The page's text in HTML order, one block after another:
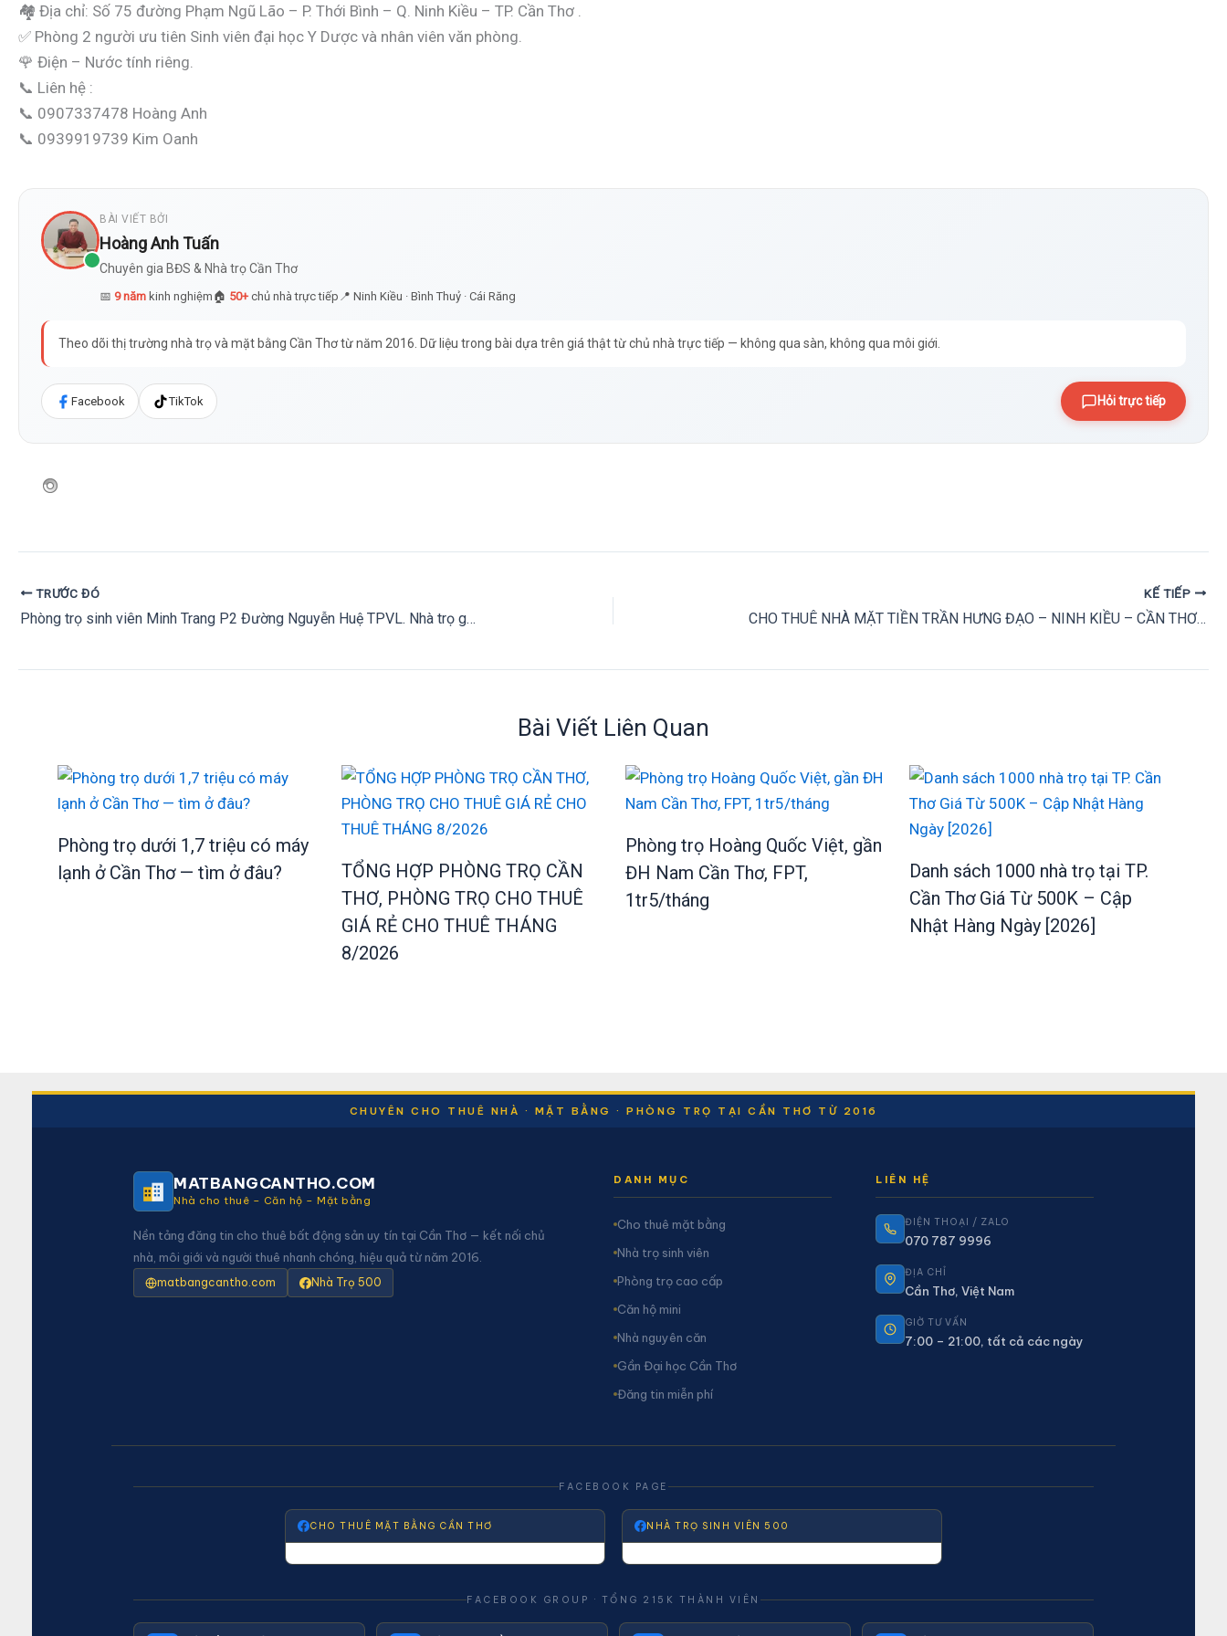
🏘 Địa chỉ: Số 75 đường Phạm Ngũ Lão – P. Thới Bình – Q. Ninh Kiều – TP. Cần Thơ .
✅ Phòng 2 người ưu tiên Sinh viên đại học Y Dược và nhân viên văn phòng.
🌹 Điện – Nước tính riêng.
📞 Liên hệ :
📞 0907337478 Hoàng Anh
📞 0939919739 Kim Oanh
BÀI VIẾT BỞI
Hoàng Anh Tuấn
Chuyên gia BĐS & Nhà trọ Cần Thơ
📅 9 năm kinh nghiệm 🏠 50+ chủ nhà trực tiếp 📍 Ninh Kiều · Bình Thuỷ · Cái Răng
Theo dõi thị trường nhà trọ và mặt bằng Cần Thơ từ năm 2016. Dữ liệu trong bài dựa trên giá thật từ chủ nhà trực tiếp — không qua sàn, không qua môi giới.
Facebook TikTok Hỏi trực tiếp
TRƯỚC ĐÓ
Phòng trọ sinh viên Minh Trang P2 Đường Nguyễn Huệ TPVL. Nhà trọ gần trường Đại Học Kỹ Thuật (ĐHKT) vs Cao Đẳng Sư Phạm ( CDSP )
KẾ TIẾP
CHO THUÊ NHÀ MẶT TIỀN TRẦN HƯNG ĐẠO – NINH KIỀU – CẦN THƠ 12 TRIỆU/ THÁNG
Bài Viết Liên Quan
Phòng trọ dưới 1,7 triệu có máy
lạnh ở Cần Thơ — tìm ở đâu?
TỔNG HỢP PHÒNG TRỌ CẦN
THƠ, PHÒNG TRỌ CHO THUÊ
GIÁ RẺ CHO THUÊ THÁNG
8/2026
Phòng trọ Hoàng Quốc Việt, gần
ĐH Nam Cần Thơ, FPT,
1tr5/tháng
Danh sách 1000 nhà trọ tại TP.
Cần Thơ Giá Từ 500K – Cập
Nhật Hàng Ngày [2026]
CHUYÊN CHO THUÊ NHÀ · MẶT BẰNG · PHÒNG TRỌ TẠI CẦN THƠ TỪ 2016
MATBANGCANTHO.COM
Nhà cho thuê – Căn hộ – Mặt bằng
Nền tảng đăng tin cho thuê bất động sản uy tín tại Cần Thơ — kết nối chủ
nhà, môi giới và người thuê nhanh chóng, hiệu quả từ năm 2016.
matbangcantho.com Nhà Trọ 500
DANH MỤC
Cho thuê mặt bằng
Nhà trọ sinh viên
Phòng trọ cao cấp
Căn hộ mini
Nhà nguyên căn
Gần Đại học Cần Thơ
Đăng tin miễn phí
LIÊN HỆ
ĐIỆN THOẠI / ZALO
070 787 9996
ĐỊA CHỈ
Cần Thơ, Việt Nam
GIỜ TƯ VẤN
7:00 – 21:00, tất cả các ngày
FACEBOOK PAGE
CHO THUÊ MẶT BẰNG CẦN THƠ NHÀ TRỌ SINH VIÊN 500
FACEBOOK GROUP · TỔNG 215K THÀNH VIÊN